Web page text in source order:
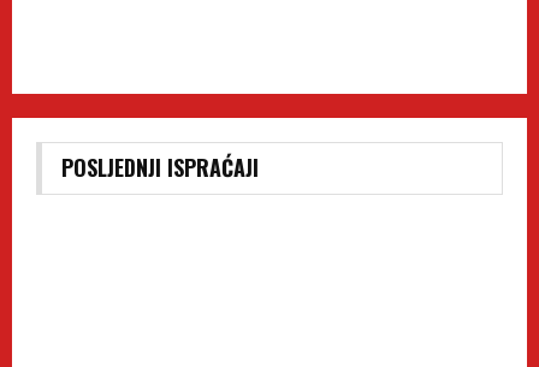
POSLJEDNJI ISPRAĆAJI